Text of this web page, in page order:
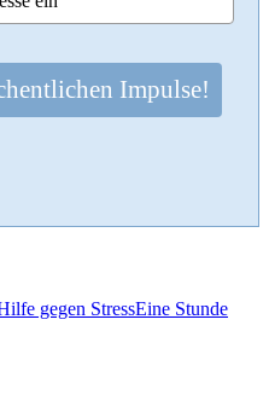
Impulse!
gegen StressEine Stunde